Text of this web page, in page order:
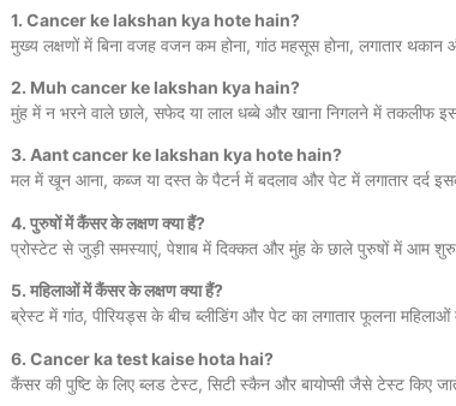
1. Cancer ke lakshan kya hote hain?
मुख्य लक्षणों में बिना वजह वजन कम होना, गांठ महसूस होना, लगातार थकान
2. Muh cancer ke lakshan kya hain?
मुंह में न भरने वाले छाले, सफेद या लाल धब्बे और खाना निगलने में तकलीफ
3. Aant cancer ke lakshan kya hote hain?
मल में खून आना, कब्ज या दस्त के पैटर्न में बदलाव और पेट में लगातार दर्द
4. पुरुषों में कैंसर के लक्षण क्या हैं?
प्रोस्टेट से जुड़ी समस्याएं, पेशाब में दिक्कत और मुंह के छाले पुरुषों में आम
5. महिलाओं में कैंसर के लक्षण क्या हैं?
ब्रेस्ट में गांठ, पीरियड्स के बीच ब्लीडिंग और पेट का लगातार फूलना
6. Cancer ka test kaise hota hai?
कैंसर की पुष्टि के लिए ब्लड टेस्ट, सिटी स्कैन और बायोप्सी जैसे टेस्ट किए